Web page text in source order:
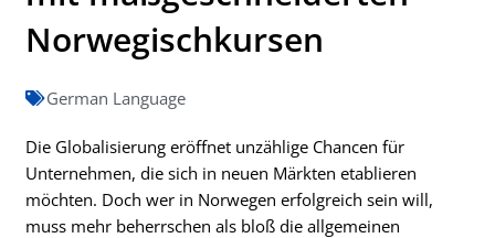
Norwegischkursen
German Language
Die Globalisierung eröffnet unzählige Chancen für
Unternehmen, die sich in neuen Märkten etablieren
möchten. Doch wer in Norwegen erfolgreich sein will,
muss mehr beherrschen als bloß die allgemeinen